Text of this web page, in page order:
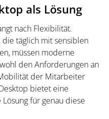
als Lösung
nach Flexibilität.
täglich mit sensiblen
müssen moderne
den Anforderungen an
der Mitarbeiter
bietet eine
für genau diese